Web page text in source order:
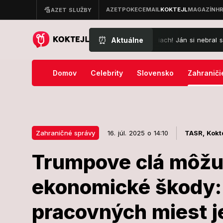
⏰ Aktuálne
zúria pre ceny na kúpalisku v Leviciach! Ján si nebral servítku:
Domov Celebrity Slovensko
Zahraničné správy 16. júl. 2025 o 14:10 TASR,
Trumpove clá
ekonomické
pracovných miest
Trumpove